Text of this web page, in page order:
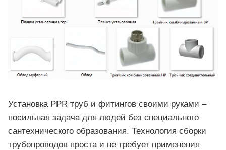
Установка PPR труб и фитингов своими руками –
посильная задача для людей без специального
сантехнического образования. Технология сборки
трубопроводов проста и не требует применения